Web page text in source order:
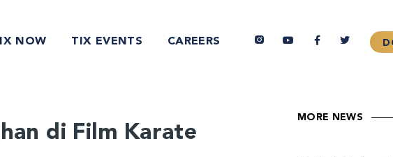
NOW TIX EVENTS CAREERS
di Film Karate
MORE NEWS